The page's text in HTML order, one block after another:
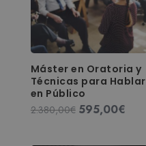
Máster en Oratoria y
Técnicas para Hablar
en Público
2.380,00€ El
595,00€El